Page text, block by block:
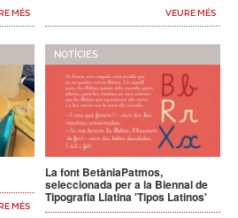
MÉS
MÉS
VEURE MÉS
NOTÍCIES
La font BetàniaPatmos,
seleccionada per a la Biennal de
Tipografia Llatina 'Tipos Latinos'